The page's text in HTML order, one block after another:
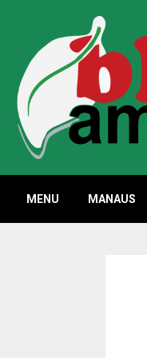
MENU MANAUS